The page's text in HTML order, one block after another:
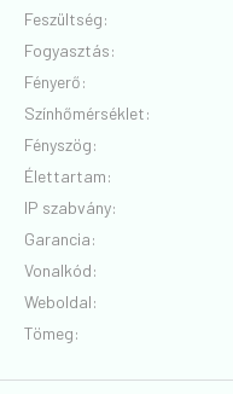
Feszültség:
Fogyasztás:
Fényerő:
Színhőmérséklet:
Fényszög:
Élettartam:
IP szabvány:
Garancia:
Vonalkód:
Weboldal:
Tömeg: